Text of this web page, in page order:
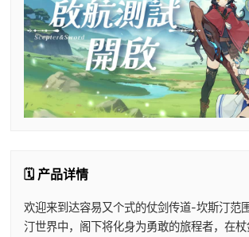
🗓️ 产品详情
欢迎来到达容易又个式的仗剑传道-坎斯汀范
汀世界中，阁下将化身为勇敢的旅程者，在